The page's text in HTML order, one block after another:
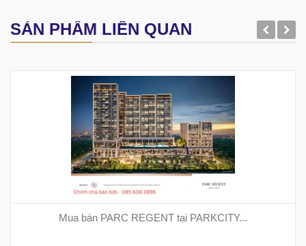
SẢN PHẨM LIÊN QUAN
Mua bán PARC REGENT tại PARKCITY...